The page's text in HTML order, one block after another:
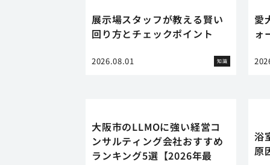
展示場スタッフが教える賢い
回り方とチェックポイント
2026.08.01 知識
愛
ォ
大阪市のLLMOに強い経営コ
ンサルティング会社おすすめ
ランキング5選【2026年最
浴
原